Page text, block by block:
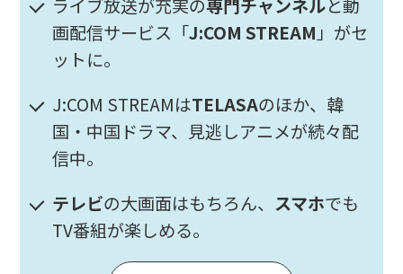
ライブ放送が充実の専門チャンネルと動
画配信サービス「J:COM STREAM 」がセ
ットに。
J:COM STREAMはTELASAのほか、韓
国・中国ドラマ、見逃しアニメが続々配
信中。
テレビの大画面はもちろん、 スマホでも
TV番組が楽しめる。